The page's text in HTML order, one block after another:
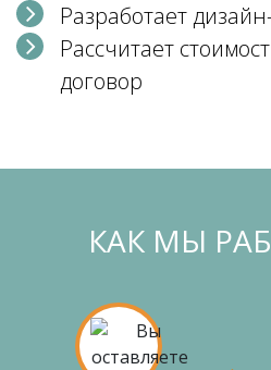
Разработает
Рассчитает
договор
КАК МЫ